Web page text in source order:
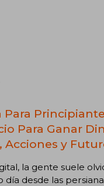
Para
Para Ganar
Acciones y
la gente suele
desde las